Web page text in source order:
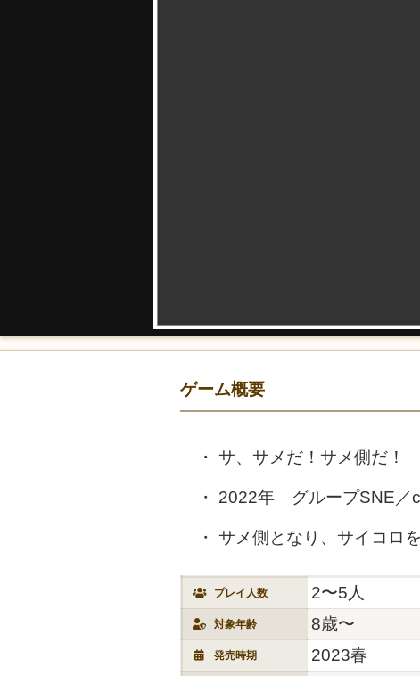
ゲーム概要
サ、サメだ！サメ側だ！
2022年 グループSNE／
サメ側となり、サイコロ
プレイ人数 2〜5人
対象年齢 8歳〜
発売時期 2023春